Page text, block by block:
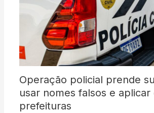
Operação policial prende
usar nomes falsos e
prefeituras